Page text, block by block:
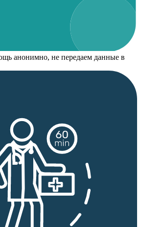
анонимно, не передаем данные в